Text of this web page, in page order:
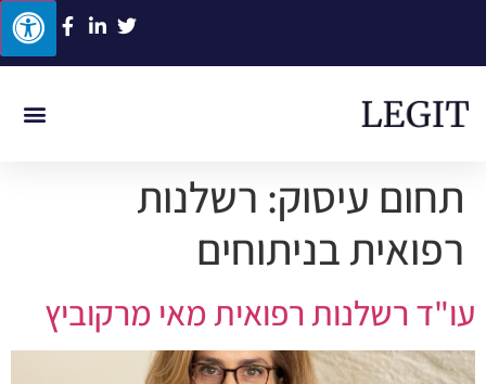
תחום עיסוק: רשלנות
רפואית בניתוחים
עו"ד רשלנות רפואית מאי מרקוביץ